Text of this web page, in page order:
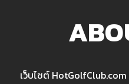
เว็บไซต์ HotGolfClub.com